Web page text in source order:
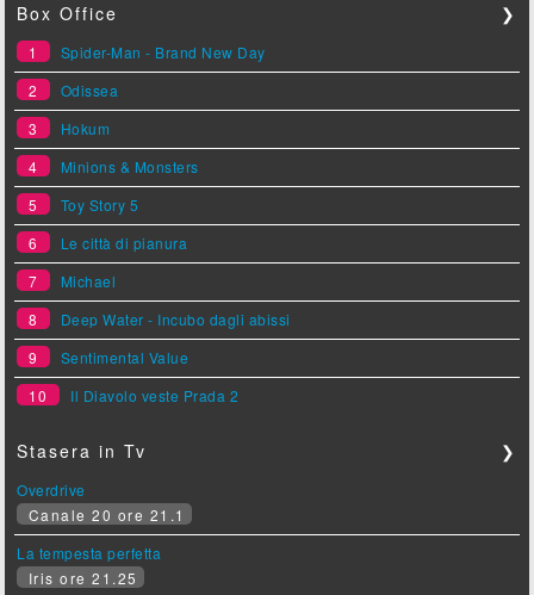
Box Office ❯
1
Spider-Man - Brand New Day
2
Odissea
3
Hokum
4
Minions & Monsters
5
Toy Story 5
6
Le città di pianura
7
Michael
8
Deep Water - Incubo dagli abissi
9
Sentimental Value
10
Il Diavolo veste Prada 2
Stasera in Tv ❯
Overdrive
Canale 20 ore 21.1
La tempesta perfetta
Iris ore 21.25